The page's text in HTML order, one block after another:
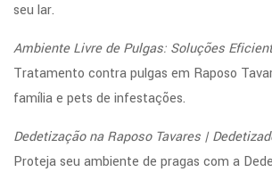
seu lar.
Ambiente Livre de Pulgas: Soluções
Tratamento contra pulgas em Raposo
família e pets de infestações.
Dedetização na Raposo Tavares |
Proteja seu ambiente de pragas com a